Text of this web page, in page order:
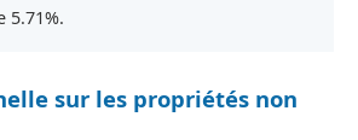
5.71%.
sur les propriétés non